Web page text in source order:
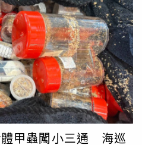
監控及異常改善機制未落實
成苯(a)駢芘生成之證據；惟
不符時，未即時採取矯正及改
製程調整策略。三、業者未落
制業者未將苯(a)駢芘相關化
完整辨識、評估及管理，且對
，亦未提高原料及產品檢驗頻
調查小組建議，業者應強化
驗監測，提升食品安全管理及
已於7月23日通過食品安全衛
甲蟲闖小三通 海巡